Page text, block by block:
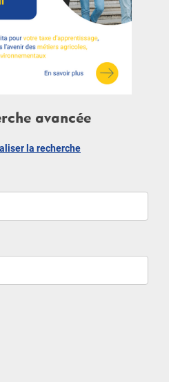
avancée
la recherche